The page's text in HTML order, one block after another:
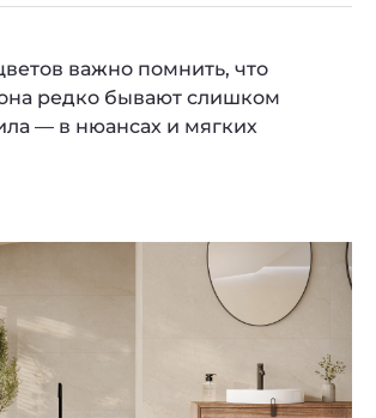
важно помнить, что
редко бывают слишком
— в нюансах и мягких